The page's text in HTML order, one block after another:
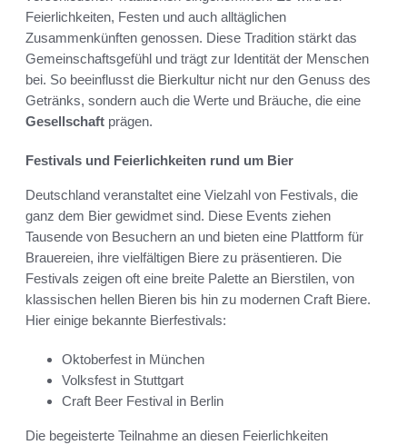
Feierlichkeiten, Festen und auch alltäglichen
Zusammenkünften genossen. Diese Tradition stärkt das
Gemeinschaftsgefühl und trägt zur Identität der Menschen
bei. So beeinflusst die Bierkultur nicht nur den Genuss des
Getränks, sondern auch die Werte und Bräuche, die eine
Gesellschaft prägen.
Festivals und Feierlichkeiten rund um Bier
Deutschland veranstaltet eine Vielzahl von Festivals, die
ganz dem Bier gewidmet sind. Diese Events ziehen
Tausende von Besuchern an und bieten eine Plattform für
Brauereien, ihre vielfältigen Biere zu präsentieren. Die
Festivals zeigen oft eine breite Palette an Bierstilen, von
klassischen hellen Bieren bis hin zu modernen Craft Biere.
Hier einige bekannte Bierfestivals:
Oktoberfest in München
Volksfest in Stuttgart
Craft Beer Festival in Berlin
Die begeisterte Teilnahme an diesen Feierlichkeiten